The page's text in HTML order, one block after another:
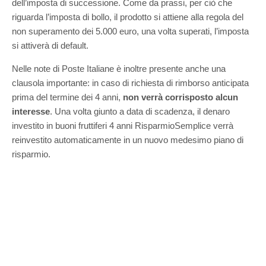
dell’imposta di successione. Come da prassi, per ciò che
riguarda l’imposta di bollo, il prodotto si attiene alla regola del
non superamento dei 5.000 euro, una volta superati, l’imposta
si attiverà di default.
Nelle note di Poste Italiane è inoltre presente anche una
clausola importante: in caso di richiesta di rimborso anticipata
prima del termine dei 4 anni, non verrà corrisposto alcun
interesse. Una volta giunto a data di scadenza, il denaro
investito in buoni fruttiferi 4 anni RisparmioSemplice verrà
reinvestito automaticamente in un nuovo medesimo piano di
risparmio.